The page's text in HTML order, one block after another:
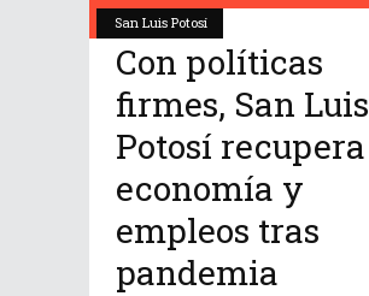
San Luis Potosí
Con políticas
firmes, San Luis
Potosí recupera
economía y
empleos tras
pandemia